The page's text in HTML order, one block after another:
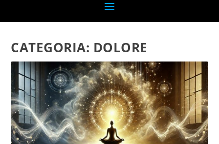
CATEGORIA: DOLORE